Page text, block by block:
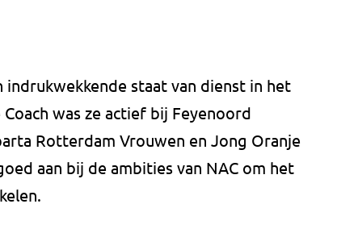
indrukwekkende staat van dienst in het
was ze actief bij Feyenoord
Rotterdam Vrouwen en Jong Oranje
aan bij de ambities van NAC om het